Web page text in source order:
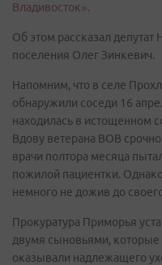
Владивосток».
Об этом рассказал депутат
поселения Олег Зинкевич.
Напомним, что в селе
обнаружили соседи 16
находилась в истощенном
Вдову ветерана ВОВ
врачи полтора месяца
пожилой пациентки.
немного не дожив до
Прокуратура Приморья
двумя сыновьями, которые
оказывали надлежащего